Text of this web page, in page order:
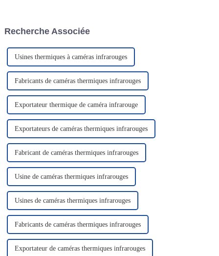
d'avertissement visuel.
Recherche Associée
Usines thermiques à caméras infrarouges
Fabricants de caméras thermiques infrarouges
Exportateur thermique de caméra infrarouge
Exportateurs de caméras thermiques infrarouges
Fabricant de caméras thermiques infrarouges
Usine de caméras thermiques infrarouges
Usines de caméras thermiques infrarouges
Fabricants de caméras thermiques infrarouges
Exportateur de caméras thermiques infrarouges